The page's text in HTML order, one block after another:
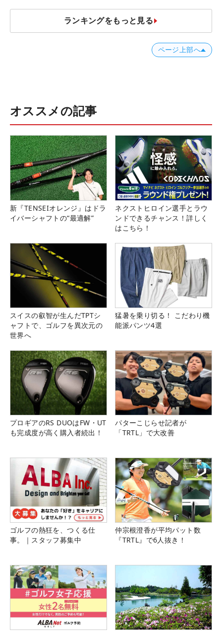
ランキングをもっと見る
ページ上部へ
オススメの記事
新『TENSEIオレンジ』はドラ
イバーシャフトの“最適解”
ネクストヒロイン選手とラウ
ンドできるチャンス！詳しく
はこちら！
スイスの叡智が生んだTPTシ
ャフトで、ゴルフを異次元の
世界へ
猛暑を乗り切る！ こだわり機
能派パンツ4選
プロギアのRS DUOはFW・UT
も完成度が高く購入者続出！
パターこじらせ記者が
「TRTL」で大改善
ゴルフの熱狂を、つくる仕
事。｜スタッフ募集中
仲宗根澄香が平均パット数
『TRTL』で6人抜き！